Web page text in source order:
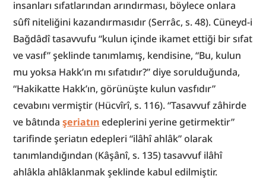
insanları sıfatlarından arındırması, böylece onlara
sûfî niteliğini kazandırmasıdır (Serrâc, s. 48). Cüneyd-i
Bağdâdî tasavvufu “kulun içinde ikamet ettiği bir sıfat
ve vasıf” şeklinde tanımlamış, kendisine, “Bu, kulun
mu yoksa Hakk’ın mı sıfatıdır?” diye sorulduğunda,
“Hakikatte Hakk’ın, görünüşte kulun vasfıdır”
cevabını vermiştir (Hücvîrî, s. 116). “Tasavvuf zâhirde
ve bâtında şeriatın edeplerini yerine getirmektir”
tarifinde şeriatın edepleri “ilâhî ahlâk” olarak
tanımlandığından (Kâşânî, s. 135) tasavvuf ilâhî
ahlâkla ahlâklanmak şeklinde kabul edilmiştir.